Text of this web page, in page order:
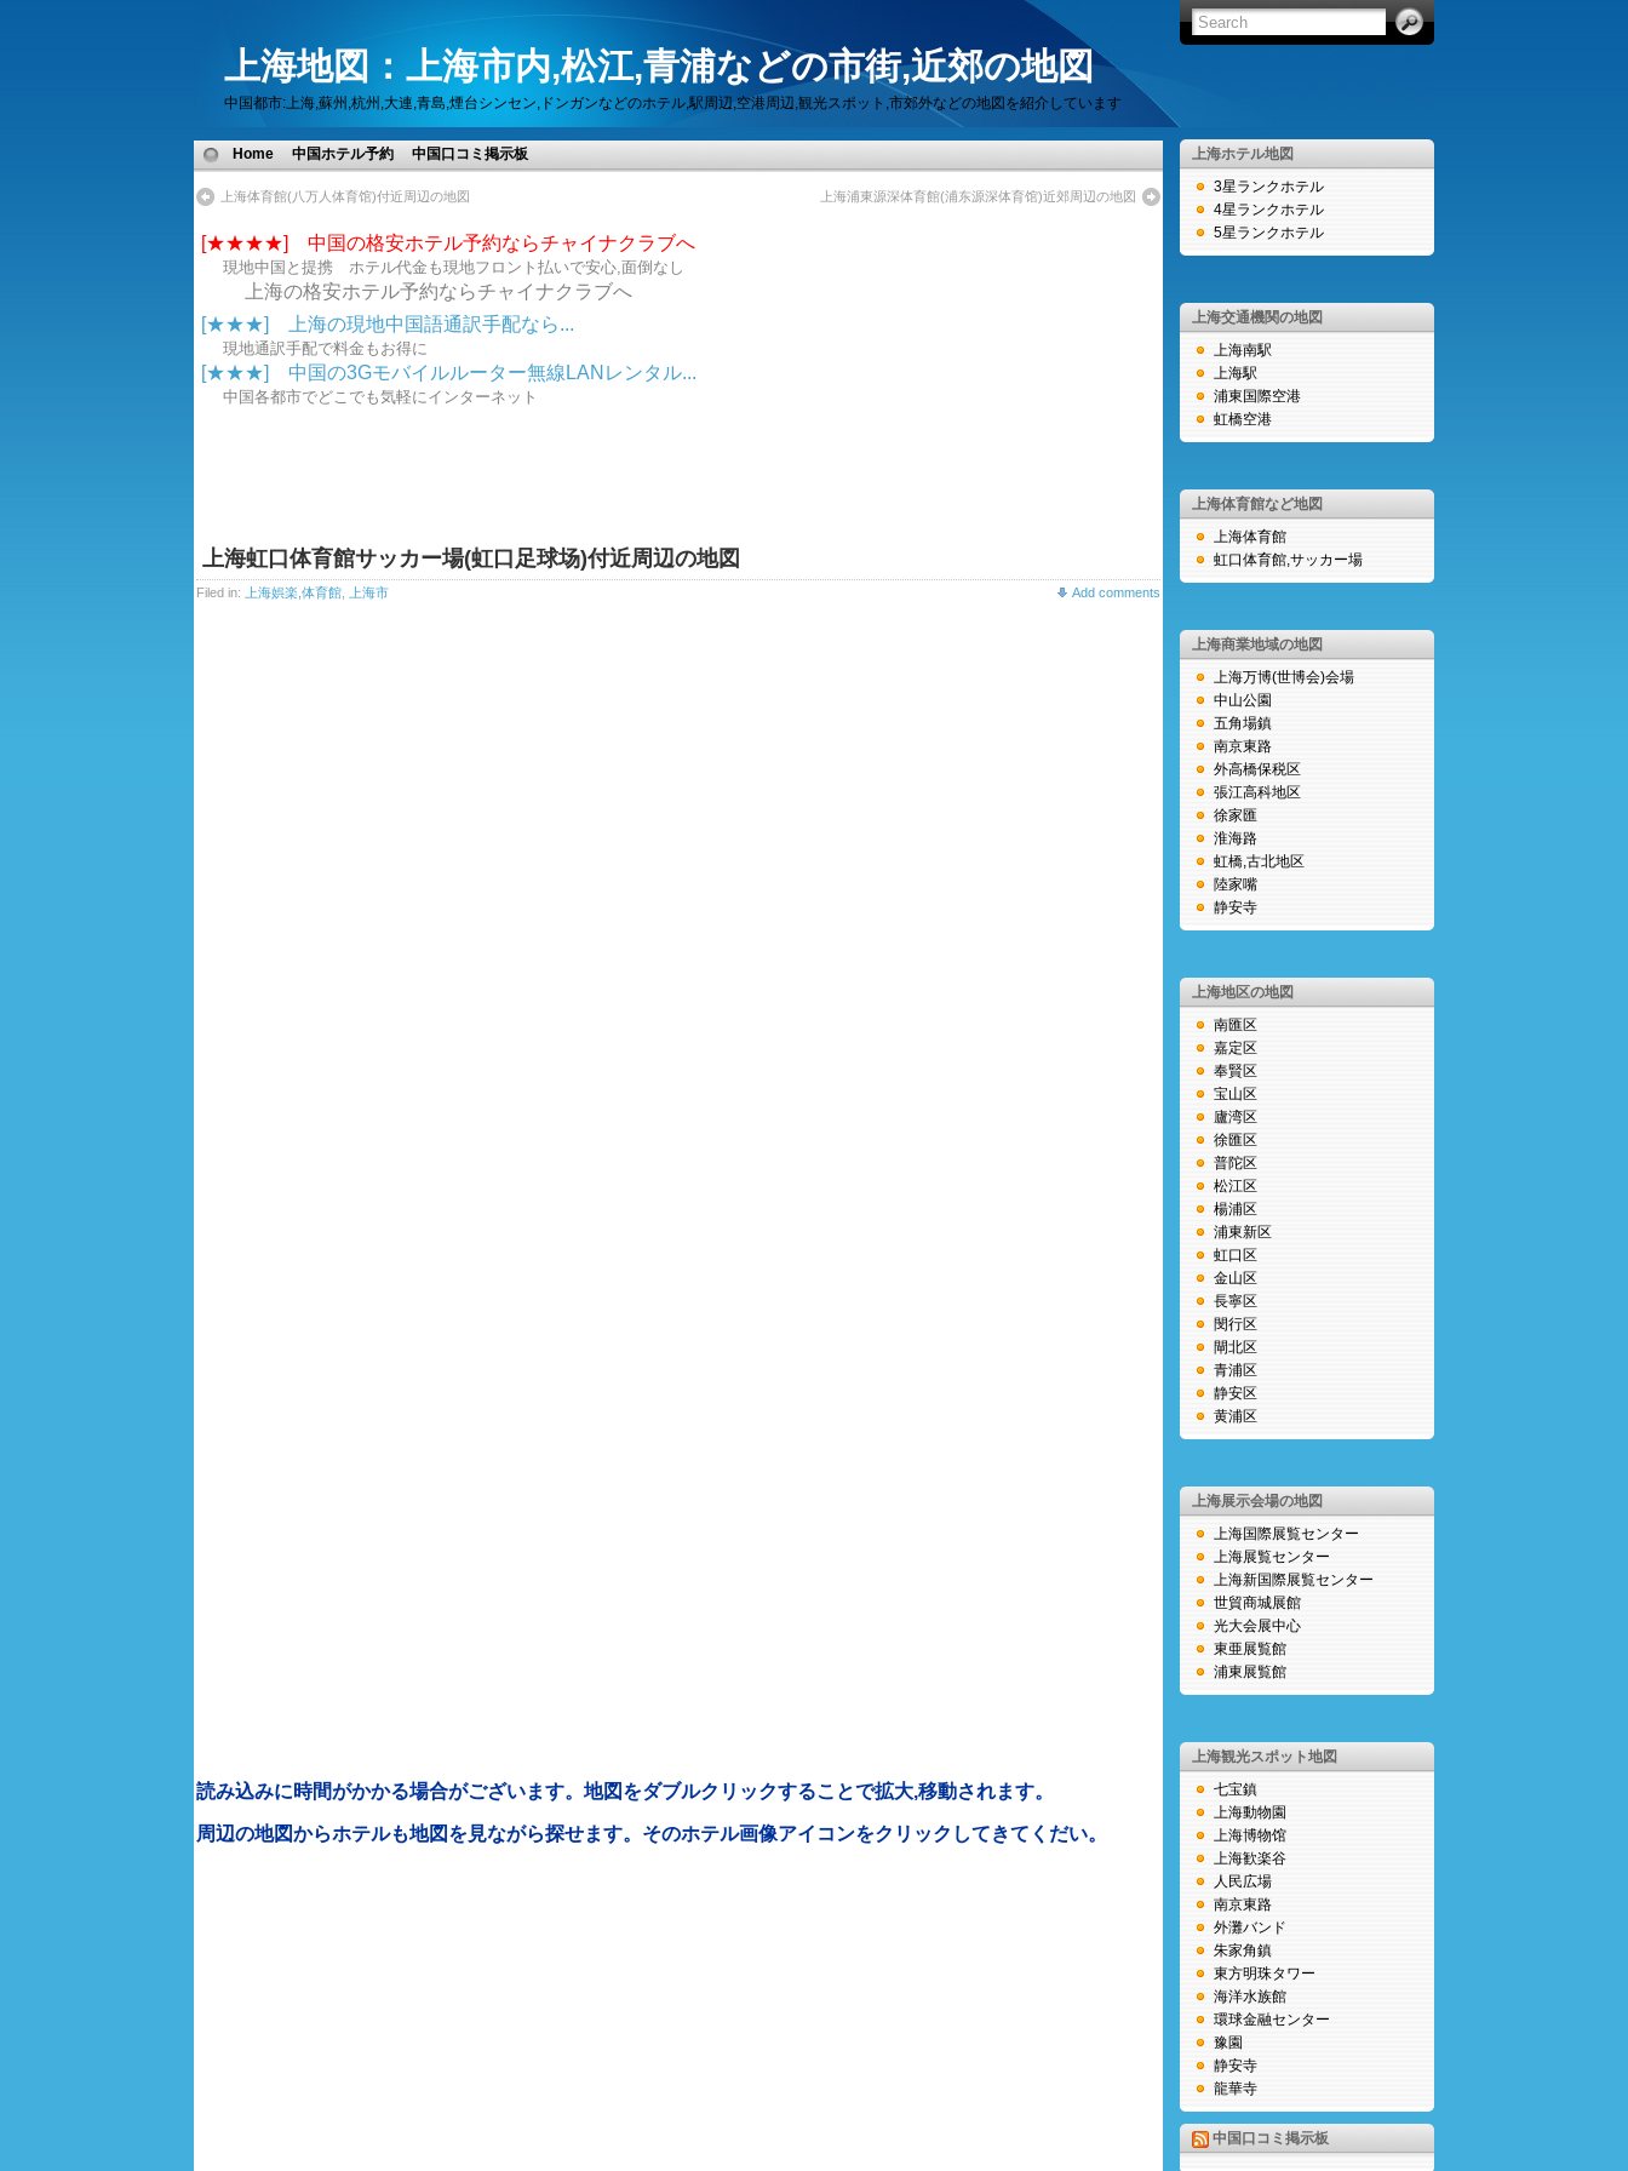
上海地図：上海市内,松江,青浦などの市街,近郊の地図
中国都市:上海,蘇州,杭州,大連,青島,煙台シンセン,ドンガンなどのホテル,駅周辺,空港周辺,観光スポット,市郊外などの地図を紹介しています
Home 中国ホテル予約 中国口コミ掲示板
上海体育館(八万人体育馆)付近周辺の地図 上海浦東源深体育館(浦东源深体育馆)近郊周辺の地図
[★★★★] 中国の格安ホテル予約ならチャイナクラブへ
現地中国と提携 ホテル代金も現地フロント払いで安心,面倒なし
上海の格安ホテル予約ならチャイナクラブへ
[★★★] 上海の現地中国語通訳手配なら...
現地通訳手配で料金もお得に
[★★★] 中国の3Gモバイルルーター無線LANレンタル...
中国各都市でどこでも気軽にインターネット
上海虹口体育館サッカー場(虹口足球场)付近周辺の地図
Filed in: 上海娯楽,体育館 上海市 Add comments
読み込みに時間がかかる場合がございます。地図をダブルクリックすることで拡大,移動されます。
周辺の地図からホテルも地図を見ながら探せます。そのホテル画像アイコンをクリックしてきてくだい。
上海ホテル地図
3星ランクホテル
4星ランクホテル
5星ランクホテル
上海交通機関の地図
上海南駅
上海駅
浦東国際空港
虹橋空港
上海体育館など地図
上海体育館
虹口体育館,サッカー場
上海商業地域の地図
上海万博(世博会)会場
中山公園
五角場鎮
南京東路
外高橋保税区
張江高科地区
徐家匯
淮海路
虹橋,古北地区
陸家嘴
静安寺
上海地区の地図
南匯区
嘉定区
奉賢区
宝山区
廬湾区
徐匯区
普陀区
松江区
楊浦区
浦東新区
虹口区
金山区
長寧区
閔行区
閘北区
青浦区
静安区
黄浦区
上海展示会場の地図
上海国際展覧センター
上海展覧センター
上海新国際展覧センター
世貿商城展館
光大会展中心
東亜展覧館
浦東展覧館
上海観光スポット地図
七宝鎮
上海動物園
上海博物馆
上海歓楽谷
人民広場
南京東路
外灘バンド
朱家角鎮
東方明珠タワー
海洋水族館
環球金融センター
豫園
静安寺
龍華寺
中国口コミ掲示板